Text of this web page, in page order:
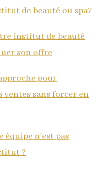
de beauté ou spa?
institut de beauté
son offre
pour
ventes sans forcer en
n’est pas
?